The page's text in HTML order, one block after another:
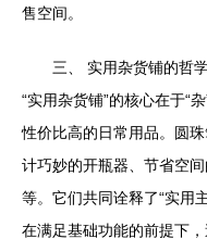
售空间。
三、 实用杂货铺的哲
“实用杂货铺”的核心在于“
性价比高的日常用品。圆
计巧妙的开瓶器、节省空
等。它们共同诠释了“实用
在满足基础功能的前提下